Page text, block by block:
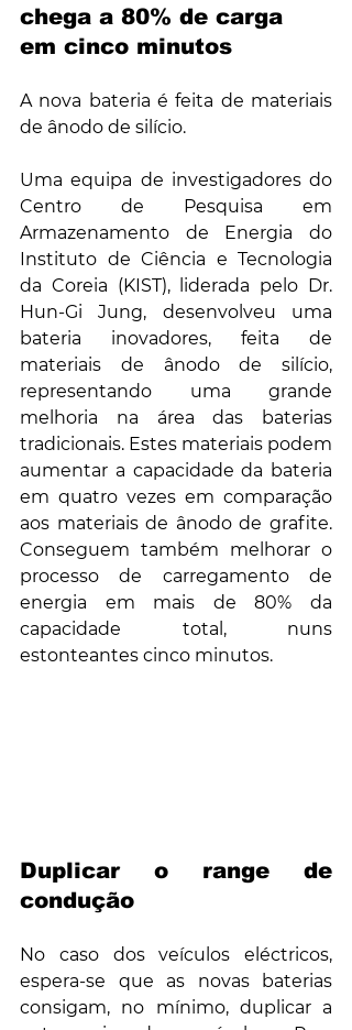
chega a 80% de carga
em cinco minutos
A nova bateria é feita de materiais
de ânodo de silício.
Uma equipa de investigadores do
Centro de Pesquisa em
Armazenamento de Energia do
Instituto de Ciência e Tecnologia
da Coreia (KIST), liderada pelo Dr.
Hun-Gi Jung, desenvolveu uma
bateria inovadores, feita de
materiais de ânodo de silício,
representando uma grande
melhoria na área das baterias
tradicionais. Estes materiais podem
aumentar a capacidade da bateria
em quatro vezes em comparação
aos materiais de ânodo de grafite.
Conseguem também melhorar o
processo de carregamento de
energia em mais de 80% da
capacidade total, nuns
estonteantes cinco minutos.
Duplicar o range de
condução
No caso dos veículos eléctricos,
espera-se que as novas baterias
consigam, no mínimo, duplicar a